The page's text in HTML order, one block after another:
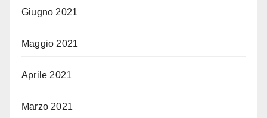
Giugno 2021
Maggio 2021
Aprile 2021
Marzo 2021